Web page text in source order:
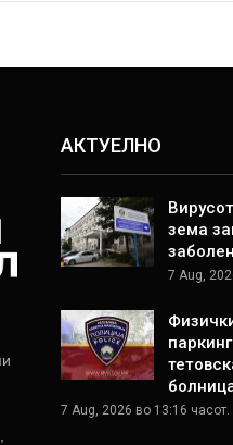
АКТУЕЛНО
зема
7 Aug,
7 Aug, 2026 во 13:16 часот.